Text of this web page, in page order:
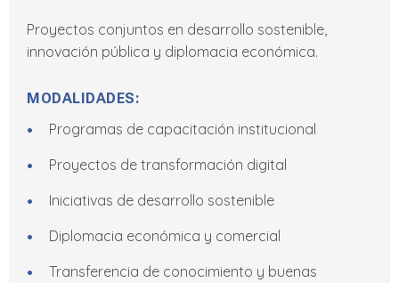
Proyectos conjuntos en desarrollo sostenible,
innovación pública y diplomacia económica.
MODALIDADES:
Programas de capacitación institucional
Proyectos de transformación digital
Iniciativas de desarrollo sostenible
Diplomacia económica y comercial
Transferencia de conocimiento y buenas